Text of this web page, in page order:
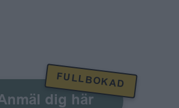
FULLBOKAD
dig här